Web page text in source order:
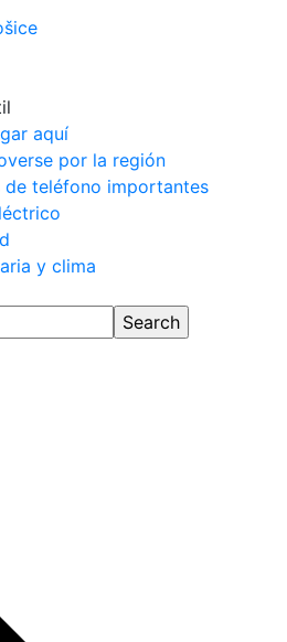
aquí
por la región
de teléfono importantes
y clima